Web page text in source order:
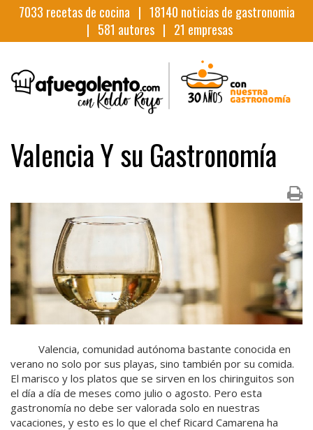
7033 recetas de cocina | 18140 noticias de gastronomia
| 581 autores | 21 empresas
Valencia Y su Gastronomía
Valencia, comunidad autónoma bastante conocida en
verano no solo por sus playas, sino también por su comida.
El marisco y los platos que se sirven en los chiringuitos son
el día a día de meses como julio o agosto. Pero esta
gastronomía no debe ser valorada solo en nuestras
vacaciones, y esto es lo que el chef Ricard Camarena ha